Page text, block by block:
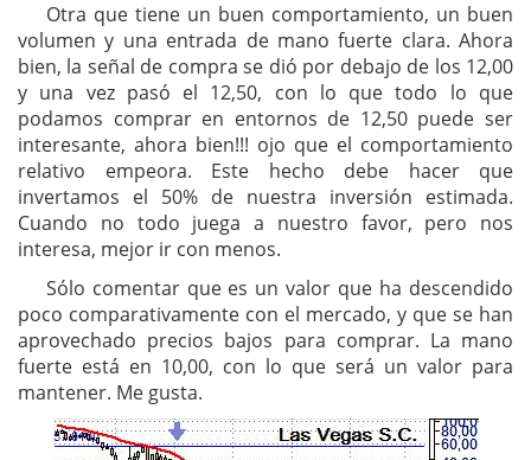
Otra que tiene un buen comportamiento, un buen
volumen y una entrada de mano fuerte clara. Ahora
bien, la señal de compra se dió por debajo de los 12,00
y una vez pasó el 12,50, con lo que todo lo que
podamos comprar en entornos de 12,50 puede ser
interesante, ahora bien!!! ojo que el comportamiento
relativo empeora. Este hecho debe hacer que
invertamos el 50% de nuestra inversión estimada.
Cuando no todo juega a nuestro favor, pero nos
interesa, mejor ir con menos.
Sólo comentar que es un valor que ha descendido
poco comparativamente con el mercado, y que se han
aprovechado precios bajos para comprar. La mano
fuerte está en 10,00, con lo que será un valor para
mantener. Me gusta.